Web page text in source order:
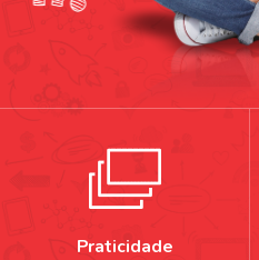
Praticidade